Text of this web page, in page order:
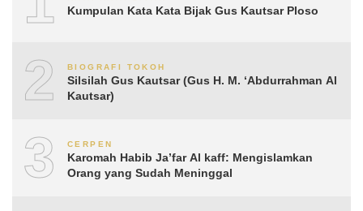
Kumpulan Kata Kata Bijak Gus Kautsar Ploso
2 BIOGRAFI TOKOH
Silsilah Gus Kautsar (Gus H. M. ‘Abdurrahman Al
Kautsar)
3 CERPEN
Karomah Habib Ja’far Al kaff: Mengislamkan
Orang yang Sudah Meninggal